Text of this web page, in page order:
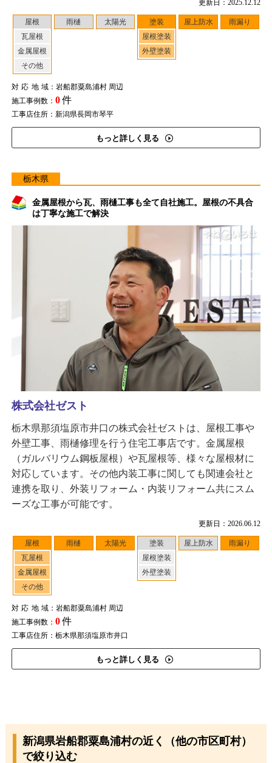
更新日：2025.12.12
屋根
瓦屋根
金属屋根
その他
雨樋 太陽光
塗装
屋根塗装
外壁塗装
屋上防水 雨漏り
対応地域：岩船郡粟島浦村 周辺
施工事例数： 0件
工事店住所：新潟県長岡市琴平
もっと詳しく見る
栃木県
金属屋根から瓦、雨樋工事も全て自社施工。屋根の不具合
は丁寧な施工で解決
更新日：2026.06.12
屋根
瓦屋根
金属屋根
その他
雨樋 太陽光
塗装
屋根塗装
外壁塗装
屋上防水 雨漏り
対応地域：岩船郡粟島浦村 周辺
施工事例数： 0件
工事店住所：栃木県那須塩原市井口
もっと詳しく見る
株式会社ゼスト
栃木県那須塩原市井口の株式会社ゼストは、屋根工事や
外壁工事、雨樋修理を行う住宅工事店です。金属屋根
（ガルバリウム鋼板屋根）や瓦屋根等、様々な屋根材に
対応しています。その他内装工事に関しても関連会社と
連携を取り、外装リフォーム・内装リフォーム共にスム
ーズな工事が可能です。
新潟県岩船郡粟島浦村の近く（他の市区町村）
で絞り込む